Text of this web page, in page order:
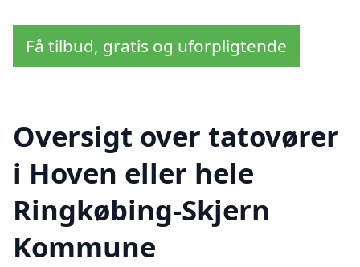
Få tilbud, gratis og uforpligtende
Oversigt over tatovører
i Hoven eller hele
Ringkøbing-Skjern
Kommune